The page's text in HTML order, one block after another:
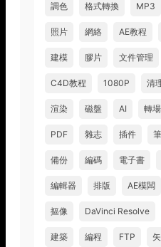
調色 格式轉換 MP3
照片 網絡 AE教程
建模 膠片 文件管理
C4D教程 1080P 清
渲染 磁盤 AI 轉場
PDF 雜志 插件
備份 編碼 電子書
編輯器 排版 AE模闆
摳像 DaVinci Resolve
建築 編程 FTP